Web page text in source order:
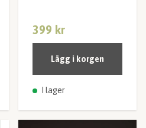
399 kr
Lägg i korgen
I lager